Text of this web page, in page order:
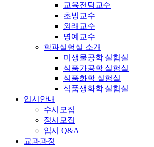
교육전담교수
초빙교수
외래교수
명예교수
학과실험실 소개
미생물공학 실험실
식품가공학 실험실
식품화학 실험실
식품생화학 실험실
입시안내
수시모집
정시모집
입시 Q&A
교과과정